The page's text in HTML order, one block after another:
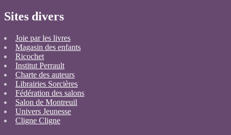
Sites divers
Joie par les livres
Magasin des enfants
Ricochet
Institut Perrault
Charte des auteurs
Librairies Sorcières
Fédération des salons
Salon de Montreuil
Univers Jeunesse
Cligne Cligne